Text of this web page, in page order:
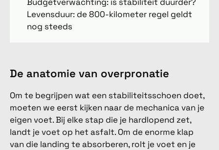
De anatomie van overpronatie
Om te begrijpen wat een stabiliteitsschoen doet,
moeten we eerst kijken naar de mechanica van je
eigen voet. Bij elke stap die je hardlopend zet,
landt je voet op het asfalt. Om de enorme klap
van die landing te absorberen, rolt je voet en je
Levensduur: de 800-kilometer regel geldt
nog steeds